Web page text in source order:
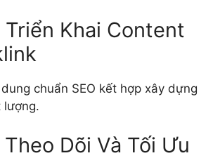
Khai Content
chuẩn SEO kết hợp xây dựng
lượng.
Dõi Và Tối Ưu